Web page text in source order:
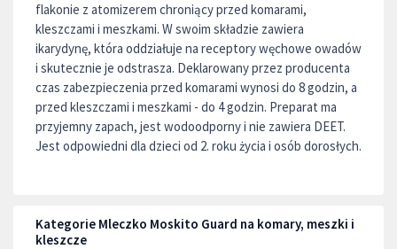
flakonie z atomizerem chroniący przed komarami,
kleszczami i meszkami. W swoim składzie zawiera
ikarydynę, która oddziałuje na receptory węchowe owadów
i skutecznie je odstrasza. Deklarowany przez producenta
czas zabezpieczenia przed komarami wynosi do 8 godzin, a
przed kleszczami i meszkami - do 4 godzin. Preparat ma
przyjemny zapach, jest wodoodporny i nie zawiera DEET.
Jest odpowiedni dla dzieci od 2. roku życia i osób dorosłych.
Kategorie Mleczko Moskito Guard na komary, meszki i
kleszcze